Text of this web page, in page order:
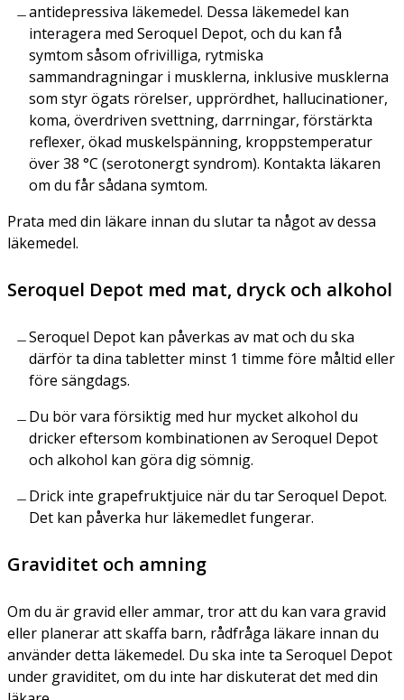
antidepressiva läkemedel. Dessa läkemedel kan
interagera med Seroquel Depot, och du kan få
symtom såsom ofrivilliga, rytmiska
sammandragningar i musklerna, inklusive musklerna
som styr ögats rörelser, upprördhet, hallucinationer,
koma, överdriven svettning, darrningar, förstärkta
reflexer, ökad muskelspänning, kroppstemperatur
över 38 °C (serotonergt syndrom). Kontakta läkaren
om du får sådana symtom.
Prata med din läkare innan du slutar ta något av dessa
läkemedel.
Seroquel Depot med mat, dryck och alkohol
Seroquel Depot kan påverkas av mat och du ska
därför ta dina tabletter minst 1 timme före måltid eller
före sängdags.
Du bör vara försiktig med hur mycket alkohol du
dricker eftersom kombinationen av Seroquel Depot
och alkohol kan göra dig sömnig.
Drick inte grapefruktjuice när du tar Seroquel Depot.
Det kan påverka hur läkemedlet fungerar.
Graviditet och amning
Om du är gravid eller ammar, tror att du kan vara gravid
eller planerar att skaffa barn, rådfråga läkare innan du
använder detta läkemedel. Du ska inte ta Seroquel Depot
under graviditet, om du inte har diskuterat det med din